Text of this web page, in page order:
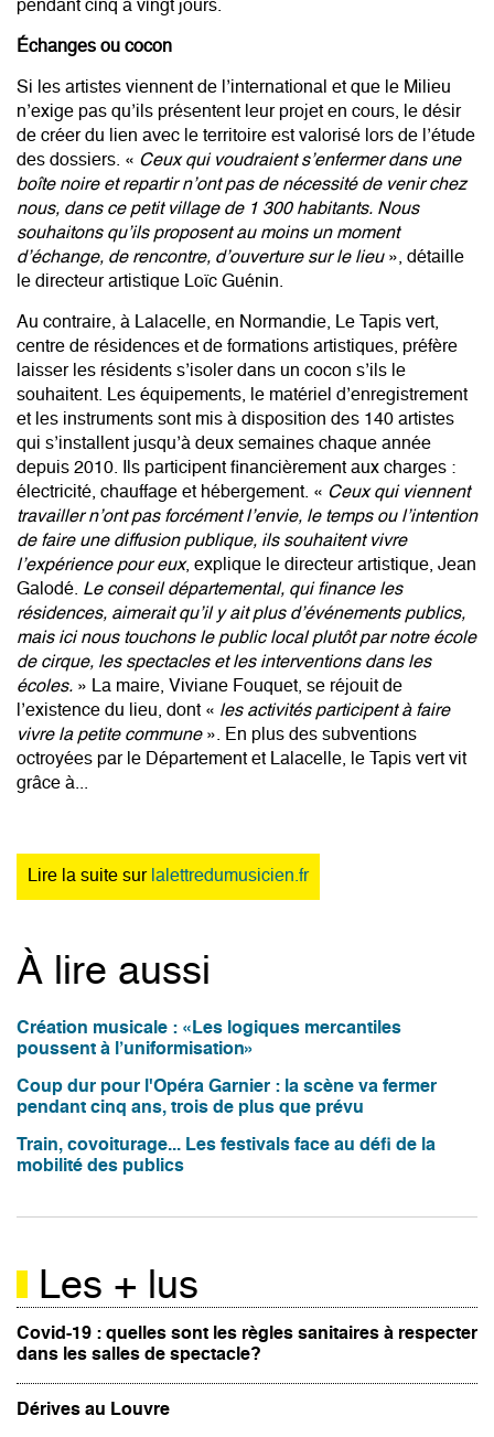
pendant cinq à vingt jours.
Échanges ou cocon
Si les artistes viennent de l’international et que le Milieu
n’exige pas qu’ils présentent leur projet en cours, le désir
de créer du lien avec le territoire est valorisé lors de l’étude
des dossiers. « Ceux qui voudraient s’enfermer dans une
boîte noire et repartir n’ont pas de nécessité de venir chez
nous, dans ce petit village de 1 300 habitants. Nous
souhaitons qu’ils proposent au moins un moment
d’échange, de rencontre, d’ouverture sur le lieu», détaille
le directeur artistique Loïc Guénin.
Au contraire, à Lalacelle, en Normandie, Le Tapis vert,
centre de résidences et de formations artistiques, préfère
laisser les résidents s’isoler dans un cocon s’ils le
souhaitent. Les équipements, le matériel d’enregistrement
et les instruments sont mis à disposition des 140 artistes
qui s’installent jusqu’à deux semaines chaque année
depuis 2010. Ils participent financièrement aux charges :
électricité, chauffage et hébergement. « Ceux qui viennent
travailler n’ont pas forcément l’envie, le temps ou l’intention
de faire une diffusion publique, ils souhaitent vivre
l’expérience pour eux, explique le directeur artistique, Jean
Galodé. Le conseil départemental, qui finance les
résidences, aimerait qu’il y ait plus d’événements publics,
mais ici nous touchons le public local plutôt par notre école
de cirque, les spectacles et les interventions dans les
écoles. » La maire, Viviane Fouquet, se réjouit de
l’existence du lieu, dont « les activités participent à faire
vivre la petite commune». En plus des subventions
octroyées par le Département et Lalacelle, le Tapis vert vit
grâce à...
Lire la suite sur lalettredumusicien.fr
À lire aussi
Création musicale : «Les logiques mercantiles
poussent à l’uniformisation»
Coup dur pour l'Opéra Garnier : la scène va fermer
pendant cinq ans, trois de plus que prévu
Train, covoiturage... Les festivals face au défi de la
mobilité des publics
Les + lus
Covid-19 : quelles sont les règles sanitaires à respecter
dans les salles de spectacle?
Dérives au Louvre